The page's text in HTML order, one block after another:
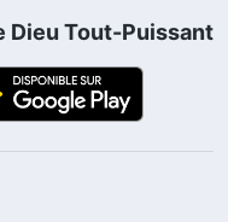
Dieu Tout-Puissant